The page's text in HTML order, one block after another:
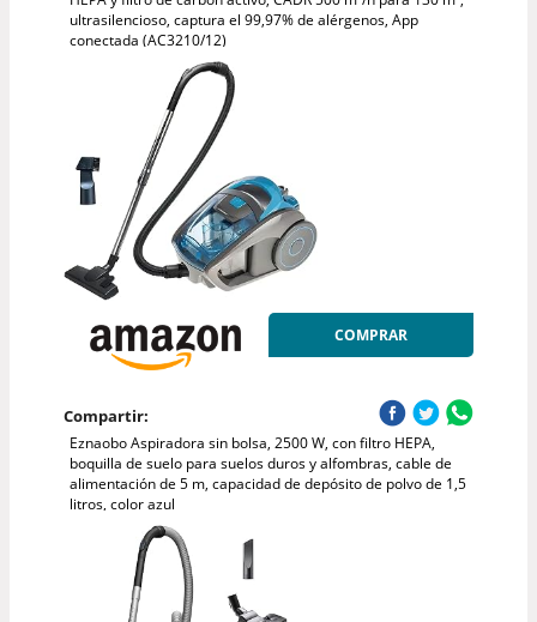
ultrasilencioso, captura el 99,97% de alérgenos, App
conectada (AC3210/12)
COMPRAR
Compartir:
Eznaobo Aspiradora sin bolsa, 2500 W, con filtro HEPA,
boquilla de suelo para suelos duros y alfombras, cable de
alimentación de 5 m, capacidad de depósito de polvo de 1,5
litros, color azul